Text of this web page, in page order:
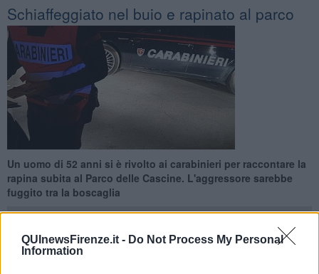
QUInewsFirenze.it - Do Not Process My Personal
Information
Schiaffeggiato nel buio e rapinato al parco
Un uomo di 52 anni si è rivolto ai carabinieri per raccontare la
rapina subita al Parco delle Cascine. L'aggressore sarebbe
fuggito tra la boscaglia